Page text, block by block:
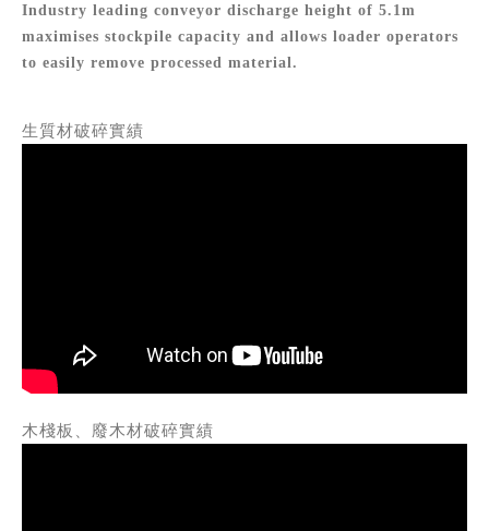
Industry leading conveyor discharge height of 5.1m
maximises stockpile capacity and allows loader operators
to easily remove processed material.
生質材破碎實績
木棧板、廢木材破碎實績